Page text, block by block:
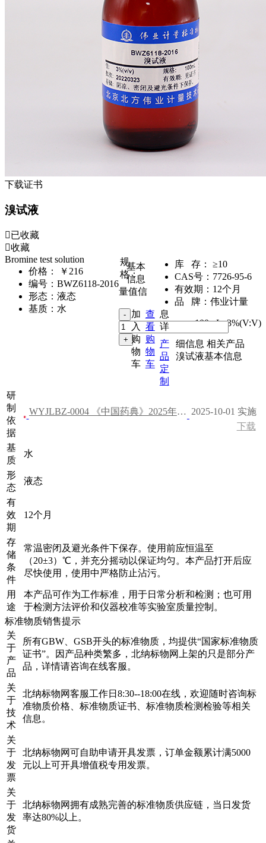
下载证书
溴试液
已收藏
收藏
Bromine test solution
价格：
￥216
编号： BWZ6118-2016
形态： 液态
基质： 水
库 存：
≥10
CAS号： 7726-95-6
有效期： 12个月
品 牌： 伟业计量
规
格：
100mL,3%(V:V)
加
入
购
物
车
查
看
购
物
车
产
品
定
制
基本
信息
量值信
息
详
细信息 相关产品
溴试液基本信息
研
制
依
据
WYJLBZ-0004 《中国药典》2025年版 四部
2025-10-01 实施
下载
基
质
水
形
态
液态
有
效
期
12个月
存
储
条
件
常温密闭及避光条件下保存。使用前应恒温至
（20±3）℃，并充分摇动以保证均匀。本产品打开后应
尽快使用，使用中严格防止沾污。
用
途
本产品可作为工作标准，用于日常分析和检测；也可用
于检测方法评价和仪器校准等实验室质量控制。
标准物质销售提示
关
于
产
品
所有GBW、GSB开头的标准物质，均提供“国家标准物质
证书”。因产品种类繁多，北纳标物网上架的只是部分产
品，详情请咨询在线客服。
关
于
技
术
北纳标物网客服工作日8:30--18:00在线，欢迎随时咨询标
准物质价格、标准物质证书、标准物质检测检验等相关
信息。
关
于
发
票
北纳标物网可自助申请开具发票，订单金额累计满5000
元以上可开具增值税专用发票。
关
于
发
货
北纳标物网拥有成熟完善的标准物质供应链，当日发货
率达80%以上。